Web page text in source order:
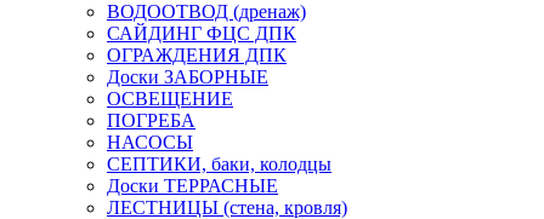
ВОДООТВОД (дренаж)
САЙДИНГ ФЦС ДПК
ОГРАЖДЕНИЯ ДПК
Доски ЗАБОРНЫЕ
ОСВЕЩЕНИЕ
ПОГРЕБА
НАСОСЫ
СЕПТИКИ, баки, колодцы
Доски ТЕРРАСНЫЕ
ЛЕСТНИЦЫ (стена, кровля)